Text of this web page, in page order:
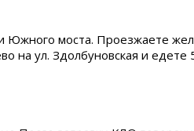
моста. Проезжаете
на ул. Здолбуновская и едете